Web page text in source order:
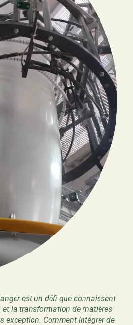
est un défi que connaissent
et la transformation de matières
exception. Comment intégrer de